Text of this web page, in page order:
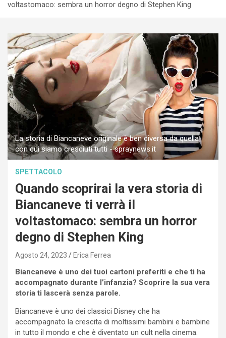
voltastomaco: sembra un horror degno di Stephen King
La storia di Biancaneve originale è ben diversa da quella
con cui siamo cresciuti tutti - spraynews.it
SPETTACOLO
Quando scoprirai la vera storia di
Biancaneve ti verrà il
voltastomaco: sembra un horror
degno di Stephen King
Agosto 24, 2023 Erica Ferrea
Biancaneve è uno dei tuoi cartoni preferiti e che ti ha
accompagnato durante l’infanzia? Scoprire la sua vera
storia ti lascerà senza parole.
Biancaneve è uno dei classici Disney che ha
accompagnato la crescita di moltissimi bambini e bambine
in tutto il mondo e che è diventato un cult nella cinema.